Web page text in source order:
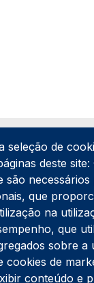
234 390 100
seleção de
deste site:
são
que
na
que
sobre a
cookies de
conteúdo e